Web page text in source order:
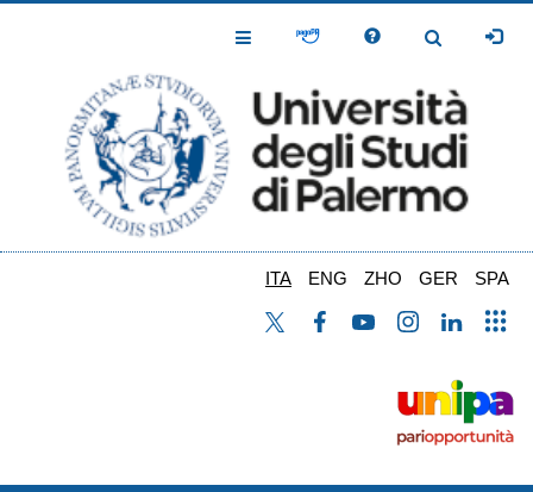
Toggle
Toggle
ITA ENG ZHO GER SPA